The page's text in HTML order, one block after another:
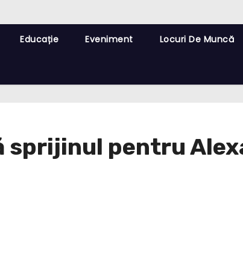
Educație Eveniment Locuri De Muncă
sprijinul pentru